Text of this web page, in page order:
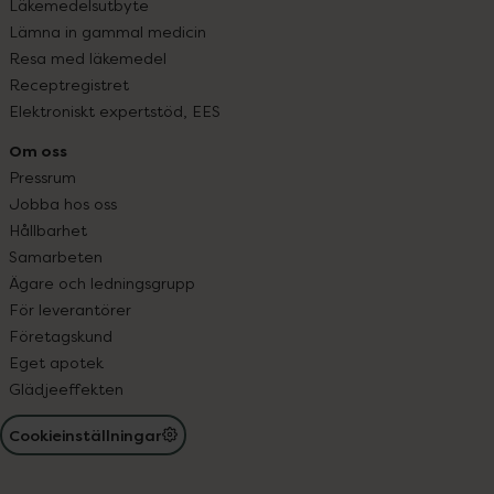
Läkemedelsutbyte
Lämna in gammal medicin
Resa med läkemedel
Receptregistret
Elektroniskt expertstöd, EES
Om oss
Pressrum
Jobba hos oss
Hållbarhet
Samarbeten
Ägare och ledningsgrupp
För leverantörer
Företagskund
Eget apotek
Glädjeeffekten
Cookieinställningar